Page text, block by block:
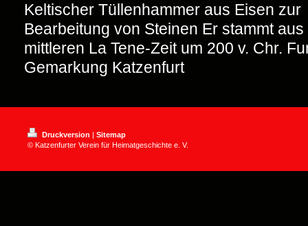
Keltischer Tüllenhammer aus Eisen zur
Bearbeitung von Steinen Er stammt aus
mittleren La Tene-Zeit um 200 v. Chr.
Gemarkung Katzenfurt
Druckversion | Sitemap
© Katzenfurter Verein für Heimatgeschichte e. V.